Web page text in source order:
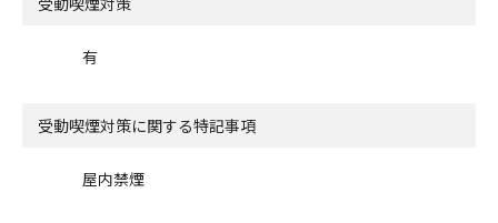
有
受動喫煙対策に関する特記事項
屋内禁煙